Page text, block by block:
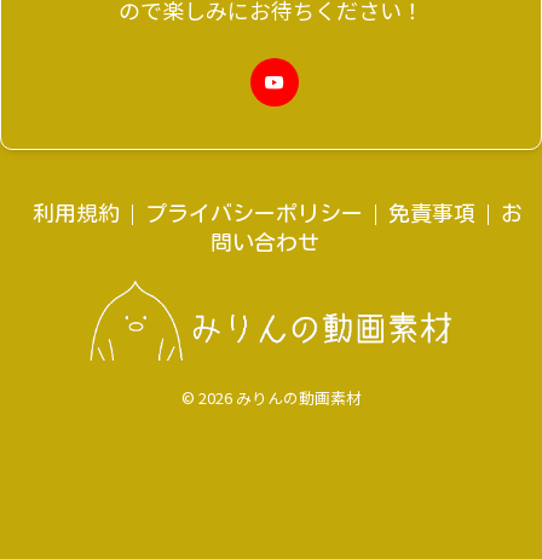
ので楽しみにお待ちください！
利用規約 プライバシーポリシー 免責事項
お
問い合わせ
© 2026 みりんの動画素材